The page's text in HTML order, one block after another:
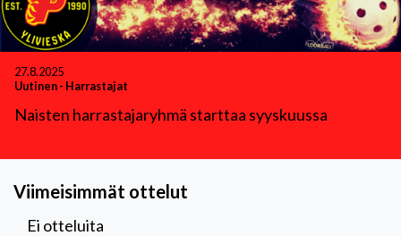
27.8.2025
Uutinen- Harrastajat
Naisten harrastajaryhmä starttaa syyskuussa
Viimeisimmät ottelut
Ei otteluita